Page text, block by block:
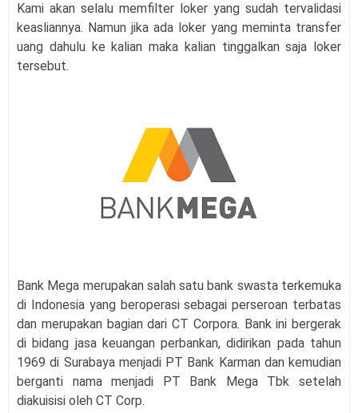
Kami akan selalu memfilter loker yang sudah tervalidasi
keasliannya. Namun jika ada loker yang meminta transfer
uang dahulu ke kalian maka kalian tinggalkan saja loker
tersebut.
Bank Mega merupakan salah satu bank swasta terkemuka
di Indonesia yang beroperasi sebagai perseroan terbatas
dan merupakan bagian dari CT Corpora. Bank ini bergerak
di bidang jasa keuangan perbankan, didirikan pada tahun
1969 di Surabaya menjadi PT Bank Karman dan kemudian
berganti nama menjadi PT Bank Mega Tbk setelah
diakuisisi oleh CT Corp.